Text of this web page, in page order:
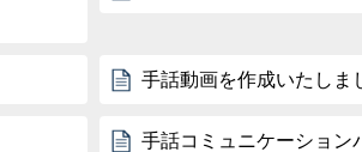
手話動画を作成いたしま
手話コミュニケーション